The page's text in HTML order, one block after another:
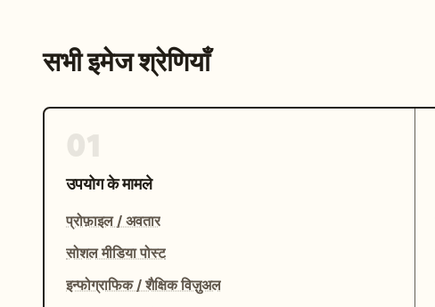
सभी इमेज श्रेणियाँ
उपयोग के मामले
प्रोफ़ाइल / अवतार
सोशल मीडिया पोस्ट
इन्फोग्राफिक / शैक्षिक विज़ुअल